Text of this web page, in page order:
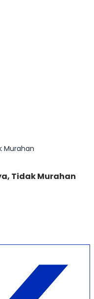
Murahan
Tidak Murahan